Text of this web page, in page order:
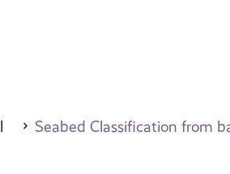
Seabed Classification from